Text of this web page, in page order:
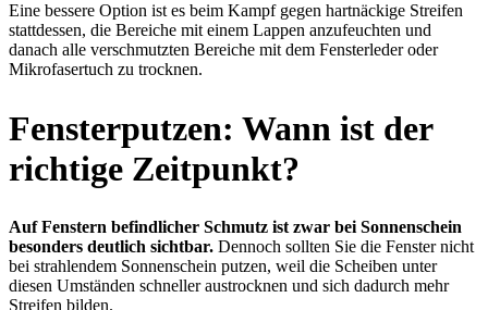
Eine bessere Option ist es beim Kampf gegen hartnäckige Streifen
stattdessen, die Bereiche mit einem Lappen anzufeuchten und
danach alle verschmutzten Bereiche mit dem Fensterleder oder
Mikrofasertuch zu trocknen.
Fensterputzen: Wann ist der
richtige Zeitpunkt?
Auf Fenstern befindlicher Schmutz ist zwar bei Sonnenschein
besonders deutlich sichtbar. Dennoch sollten Sie die Fenster nicht
bei strahlendem Sonnenschein putzen, weil die Scheiben unter
diesen Umständen schneller austrocknen und sich dadurch mehr
Streifen bilden.